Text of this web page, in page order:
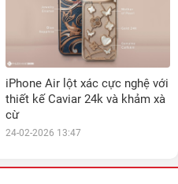
iPhone Air lột xác cực nghệ với
thiết kế Caviar 24k và khảm xà
cừ
24-02-2026 13:47